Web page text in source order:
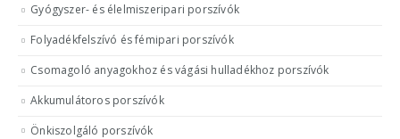
Gyógyszer- és élelmiszeripari porszívók
Folyadékfelszívó és fémipari porszívók
Csomagoló anyagokhoz és vágási hulladékhoz porszívók
Akkumulátoros porszívók
Önkiszolgáló porszívók